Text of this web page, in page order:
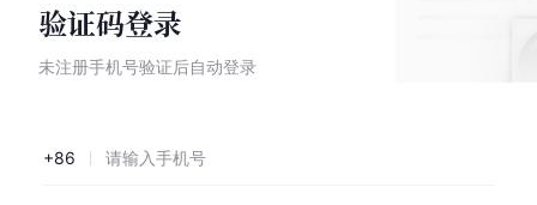
验证码登录
未注册手机号验证后自动登录
+86